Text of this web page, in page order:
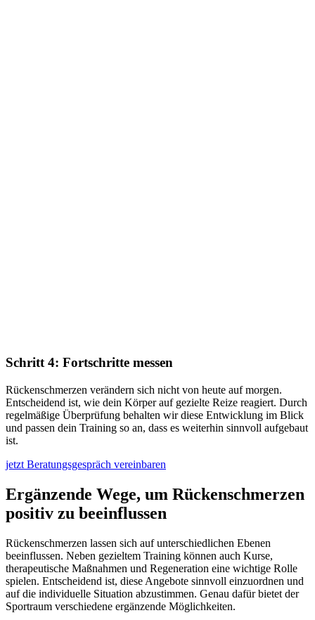
Schritt 4: Fortschritte messen
Rückenschmerzen verändern sich nicht von heute auf morgen.
Entscheidend ist, wie dein Körper auf gezielte Reize reagiert. Durch
regelmäßige Überprüfung behalten wir diese Entwicklung im Blick
und passen dein Training so an, dass es weiterhin sinnvoll aufgebaut
ist.
jetzt Beratungsgespräch vereinbaren
Ergänzende Wege, um Rückenschmerzen
positiv zu beeinflussen
Rückenschmerzen lassen sich auf unterschiedlichen Ebenen
beeinflussen. Neben gezieltem Training können auch Kurse,
therapeutische Maßnahmen und Regeneration eine wichtige Rolle
spielen. Entscheidend ist, diese Angebote sinnvoll einzuordnen und
auf die individuelle Situation abzustimmen. Genau dafür bietet der
Sportraum verschiedene ergänzende Möglichkeiten.